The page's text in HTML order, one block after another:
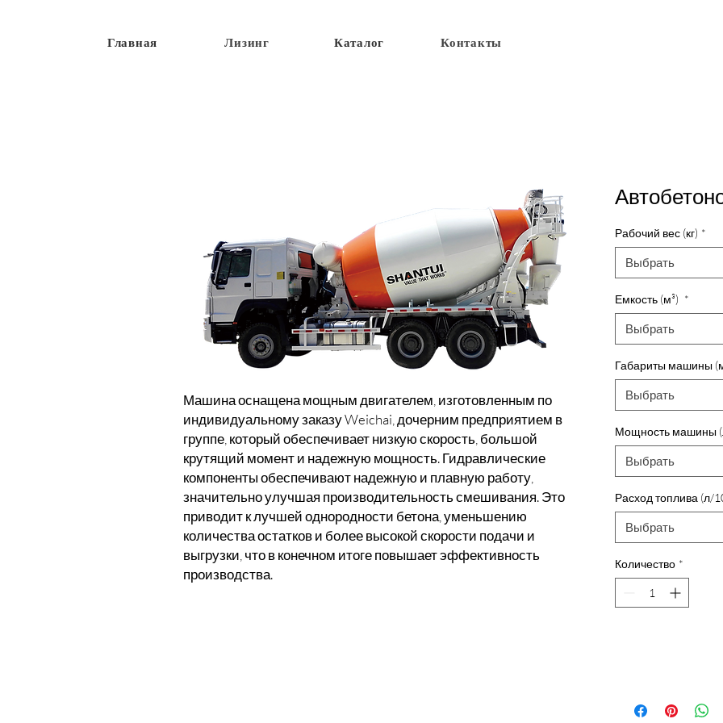
Главная Лизинг Каталог Контакты
Машина оснащена мощным двигателем, изготовленным по
индивидуальному заказу Weichai, дочерним предприятием в
группе, который обеспечивает низкую скорость, большой
крутящий момент и надежную мощность. Гидравлические
компоненты обеспечивают надежную и плавную работу,
значительно улучшая производительность смешивания. Это
приводит к лучшей однородности бетона, уменьшению
количества остатков и более высокой скорости подачи и
выгрузки, что в конечном итоге повышает эффективность
производства.
Рабочий вес (кг) *
Выбрать
Емкость (м³) *
Выбрать
Габариты машины
Выбрать
Мощность машины
Выбрать
Расход топлива (л/
Выбрать
Количество *